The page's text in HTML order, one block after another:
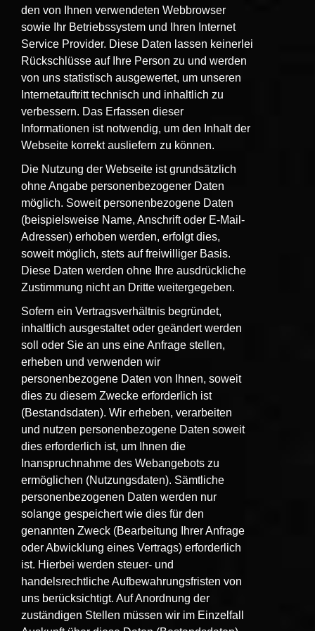
den von Ihnen verwendeten Webbrowser
sowie Ihr Betriebssystem und Ihren Internet
Service Provider. Diese Daten lassen keinerlei
Rückschlüsse auf Ihre Person zu und werden
von uns statistisch ausgewertet, um unseren
Internetauftritt technisch und inhaltlich zu
verbessern. Das Erfassen dieser
Informationen ist notwendig, um den Inhalt der
Webseite korrekt ausliefern zu können.
Die Nutzung der Webseite ist grundsätzlich
ohne Angabe personenbezogener Daten
möglich. Soweit personenbezogene Daten
(beispielsweise Name, Anschrift oder E-Mail-
Adressen) erhoben werden, erfolgt dies,
soweit möglich, stets auf freiwilliger Basis.
Diese Daten werden ohne Ihre ausdrückliche
Zustimmung nicht an Dritte weitergegeben.
Sofern ein Vertragsverhältnis begründet,
inhaltlich ausgestaltet oder geändert werden
soll oder Sie an uns eine Anfrage stellen,
erheben und verwenden wir
personenbezogene Daten von Ihnen, soweit
dies zu diesem Zwecke erforderlich ist
(Bestandsdaten). Wir erheben, verarbeiten
und nutzen personenbezogene Daten soweit
dies erforderlich ist, um Ihnen die
Inanspruchnahme des Webangebots zu
ermöglichen (Nutzungsdaten). Sämtliche
personenbezogenen Daten werden nur
solange gespeichert wie dies für den
genannten Zweck (Bearbeitung Ihrer Anfrage
oder Abwicklung eines Vertrags) erforderlich
ist. Hierbei werden steuer- und
handelsrechtliche Aufbewahrungsfristen von
uns berücksichtigt. Auf Anordnung der
zuständigen Stellen müssen wir im Einzelfall